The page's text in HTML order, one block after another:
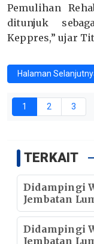
Pemulihan
ditunjuk
Keppres,” ujar
Halaman
1 2 3
TERKAIT
Didampingi
Jembatan
Didampingi
Jembatan